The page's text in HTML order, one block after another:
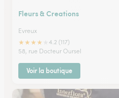
Fleurs & Creations
Evreux
★★★★
4.2 (117)
58, rue Docteur Oursel
Voir la boutique